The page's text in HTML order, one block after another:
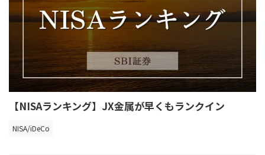
【NISAランキング】JX金属が早くもランクイン
NISA/iDeCo